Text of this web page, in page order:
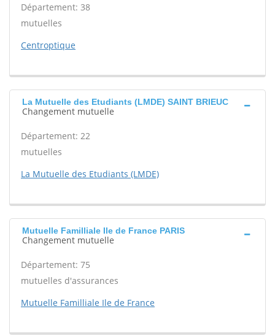
Département: 38
mutuelles
Centroptique
La Mutuelle des Etudiants (LMDE) SAINT BRIEUC
Changement mutuelle
Département: 22
mutuelles
La Mutuelle des Etudiants (LMDE)
Mutuelle Familliale Ile de France PARIS
Changement mutuelle
Département: 75
mutuelles d'assurances
Mutuelle Familliale Ile de France